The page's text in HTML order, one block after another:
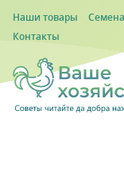
Наши товары Семена
Контакты